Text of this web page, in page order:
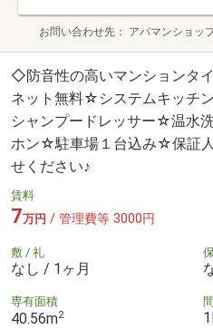
お問い合わせ先 アパマンショッ
◇防音性の高いマンション
ネット無料☆システムキッ
シャンプードレッサー☆温水
ホン☆駐車場１台込み☆保証
せください♪
賃料
7万円 / 管理費等 3000円
敷 / 礼
なし / 1ヶ月
専有面積
40.56m2